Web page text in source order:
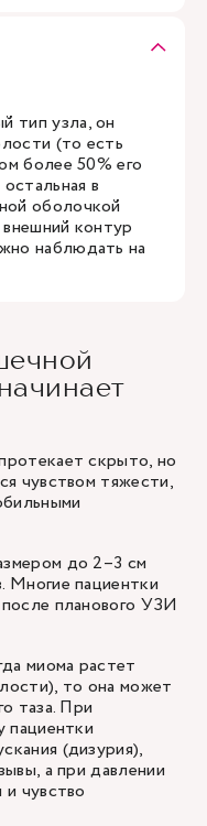
тип узла, он
(то есть
более 50% его
в
оболочкой
контур
наблюдать на
скрыто, но
чувством тяжести,
до 2–3 см
Многие пациентки
планового УЗИ
миома растет
то она может
таза. При
пациентки
(дизурия),
а при давлении
чувство